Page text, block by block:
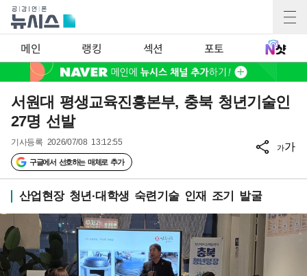
메인 랭킹 섹션 포토
서원대 평생교육진흥본부, 충북 청년기술인
27명 선발
기사등록 2026/07/08 13:12:55
구글에서 선호하는 매체로 추가
가가
산업현장 청년·대학생 숙련기술 인재 조기 발굴